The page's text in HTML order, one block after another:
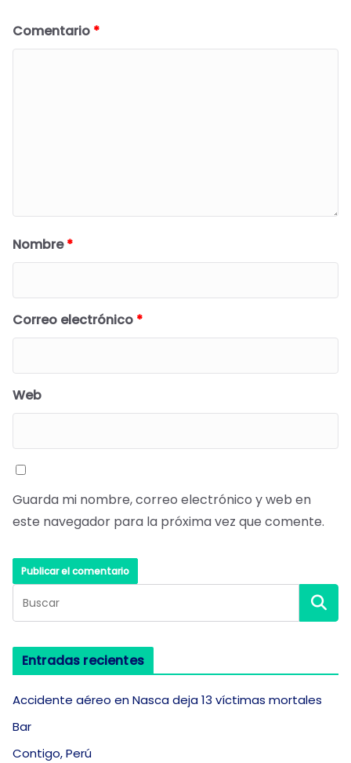
Comentario *
Nombre*
Correo electrónico *
Web
Guarda mi nombre, correo electrónico y web en
este navegador para la próxima vez que comente.
Entradas recientes
Accidente aéreo en Nasca deja 13 víctimas mortales
Bar
Contigo, Perú